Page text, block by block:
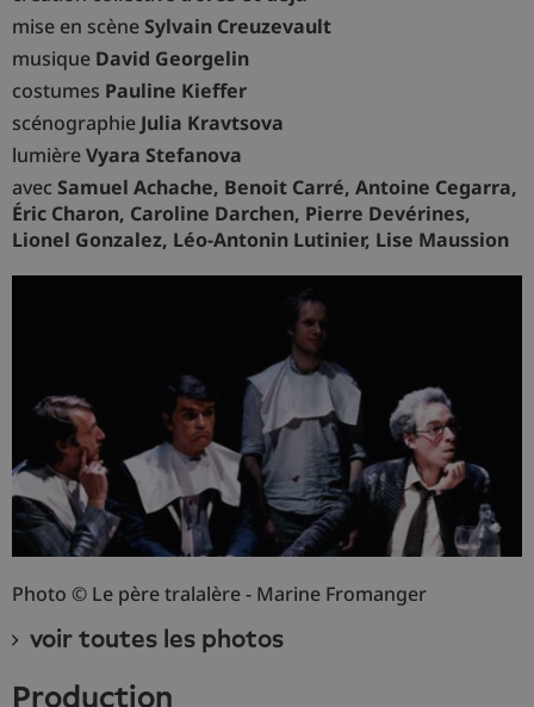
mise en scèneSylvain Creuzevault
musique David Georgelin
costumes Pauline Kieffer
scénographie Julia Kravtsova
lumièreVyara Stefanova
avec Samuel Achache, Benoit Carré, Antoine Cegarra,
Éric Charon, Caroline Darchen, Pierre Devérines,
Lionel Gonzalez, Léo-Antonin Lutinier, Lise Maussion
Photo © Le père tralalère - Marine Fromanger
voir toutes les photos
production